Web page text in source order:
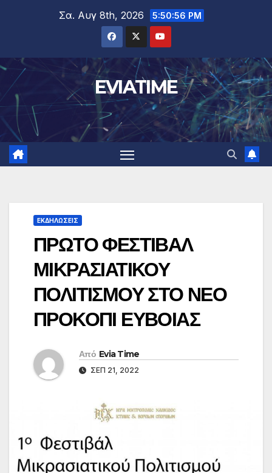
Σα. Αυγ 8th, 2026 5:50:56 PM
EVIATIME
ΕΚΔΗΛΩΣΕΙΣ
ΠΡΩΤΟ ΦΕΣΤΙΒΑΛ
ΜΙΚΡΑΣΙΑΤΙΚΟΥ
ΠΟΛΙΤΙΣΜΟΥ ΣΤΟ ΝΕΟ
ΠΡΟΚΟΠΙ ΕΥΒΟΙΑΣ
Από Evia Time
ΣΕΠ 21, 2022